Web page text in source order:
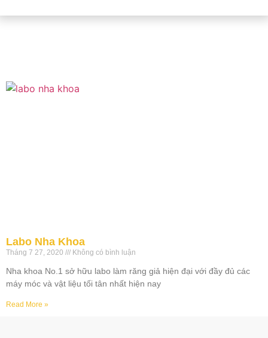
Labo Nha Khoa
Tháng 7 27, 2020 Không có bình luận
Nha khoa No.1 sở hữu labo làm răng giả hiện đại với đầy đủ các
máy móc và vật liệu tối tân nhất hiện nay
Read More »